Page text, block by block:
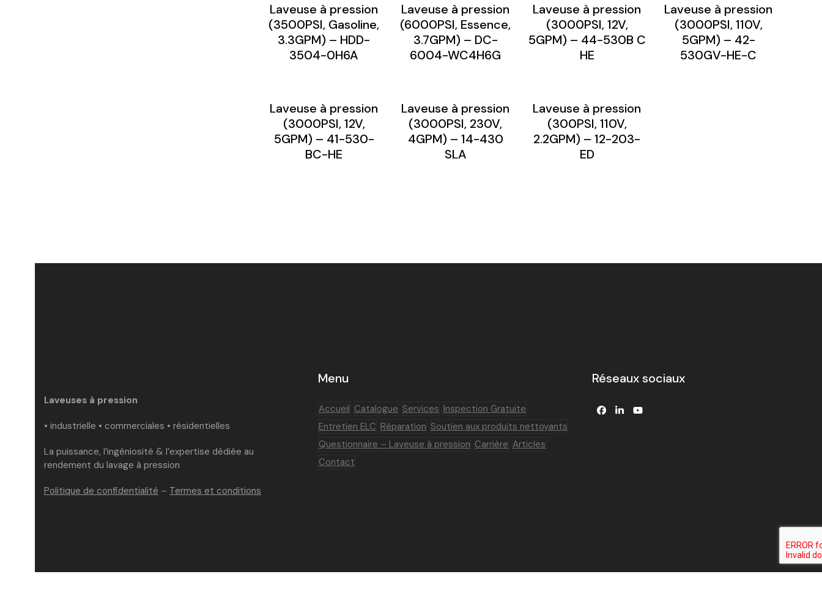
Laveuse à pression
(3500PSI, Gasoline,
3.3GPM) – HDD-
3504-0H6A
Laveuse à pression
(6000PSI, Essence,
3.7GPM) – DC-
6004-WC4H6G
Laveuse à pression
(3000PSI, 12V,
5GPM) – 44-530B C
HE
Laveuse à pression
(3000PSI, 110V,
5GPM) – 42-
530GV-HE-C
Laveuse à pression
(3000PSI, 12V,
5GPM) – 41-530-
BC-HE
Laveuse à pression
(3000PSI, 230V,
4GPM) – 14-430
SLA
Laveuse à pression
(300PSI, 110V,
2.2GPM) – 12-203-
ED
Laveuses à pression
• industrielle • commerciales • résidentielles
La puissance, l’ingéniosité & l’expertise dédiée au
rendement du lavage à pression
Politique de confidentialité – Termes et conditions
Menu
Accueil Catalogue Services Inspection Gratuite
Entretien ELC Réparation Soutien aux produits nettoyants
Questionnaire – Laveuse à pression Carrière Articles
Contact
Réseaux sociaux
Facebook
LinkedInYouTube